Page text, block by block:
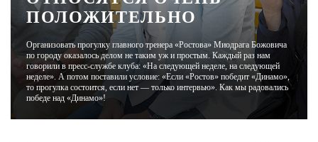
ПОЛОЖИТЕЛЬНО
Организовать прогулку главного тренера «Ростова» Миодрага Божовича
по городу оказалось делом не таким уж и простым. Каждый раз нам
говорили в пресс-службе клуба: «На следующей неделе, на следующей
неделе». А потом поставили условие: «Если «Ростов» победит «Динамо»,
то прогулка состоится, если нет — только интервью». Как мы радовались
победе над «Динамо»!